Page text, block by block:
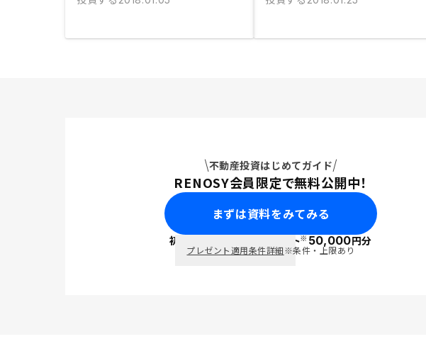
不動産投資はじめてガイド
RENOSY会員限定で無料公開中！
まずは資料をみてみる
初回面談で ポイント※50,000円分
プレゼント適用条件詳細※条件・上限あり